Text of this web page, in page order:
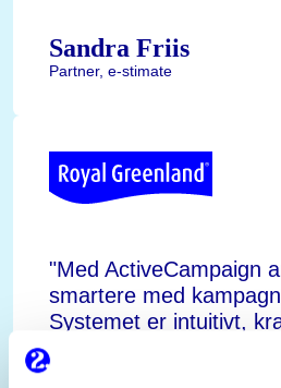
Sandra Friis
Partner, e-stimate
logo
"Med ActiveCampaign
smartere med
Systemet er intuitivt,
os tid, samtidig med at
flere leads.